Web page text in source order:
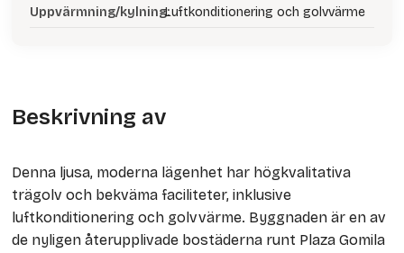
Uppvärmning/kylning:Luftkonditionering och golvvärme
Beskrivning av
Denna ljusa, moderna lägenhet har högkvalitativa
trägolv och bekväma faciliteter, inklusive
luftkonditionering och golvvärme. Byggnaden är en av
de nyligen återupplivade bostäderna runt Plaza Gomila